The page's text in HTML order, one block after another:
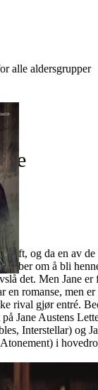
alle aldersgrupper
ugift, og da en av
ber om å bli
det. Men Jane er
en romanse, men er
rival gjør entré.
Jane Austens
Interstellar) og
i